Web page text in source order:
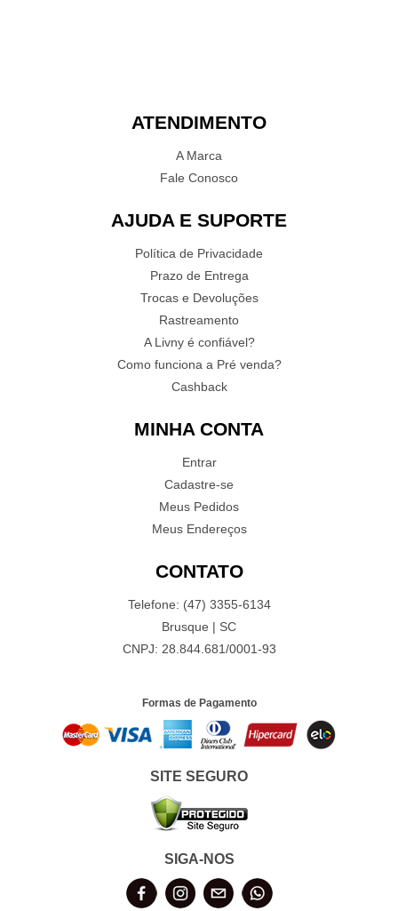
ATENDIMENTO
A Marca
Fale Conosco
AJUDA E SUPORTE
Política de Privacidade
Prazo de Entrega
Trocas e Devoluções
Rastreamento
A Livny é confiável?
Como funciona a Pré venda?
Cashback
MINHA CONTA
Entrar
Cadastre-se
Meus Pedidos
Meus Endereços
CONTATO
Telefone: (47) 3355-6134
Brusque | SC
CNPJ: 28.844.681/0001-93
Formas de Pagamento
SITE SEGURO
SIGA-NOS